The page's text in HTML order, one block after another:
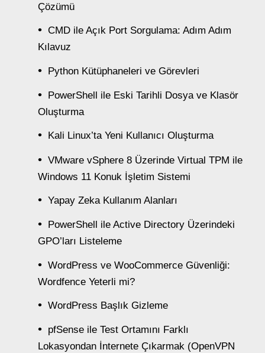
Çözümü
CMD ile Açık Port Sorgulama: Adım Adım
Kılavuz
Python Kütüphaneleri ve Görevleri
PowerShell ile Eski Tarihli Dosya ve Klasör
Oluşturma
Kali Linux’ta Yeni Kullanıcı Oluşturma
VMware vSphere 8 Üzerinde Virtual TPM ile
Windows 11 Konuk İşletim Sistemi
Yapay Zeka Kullanım Alanları
PowerShell ile Active Directory Üzerindeki
GPO’ları Listeleme
WordPress ve WooCommerce Güvenliği:
Wordfence Yeterli mi?
WordPress Başlık Gizleme
pfSense ile Test Ortamını Farklı
Lokasyondan İnternete Çıkarmak (OpenVPN